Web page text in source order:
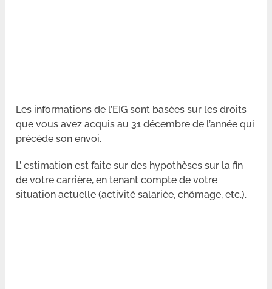
Les informations de l’EIG sont basées sur les droits
que vous avez acquis au 31 décembre de l’année qui
précède son envoi.
L’ estimation est faite sur des hypothèses sur la fin
de votre carrière, en tenant compte de votre
situation actuelle (activité salariée, chômage, etc.).